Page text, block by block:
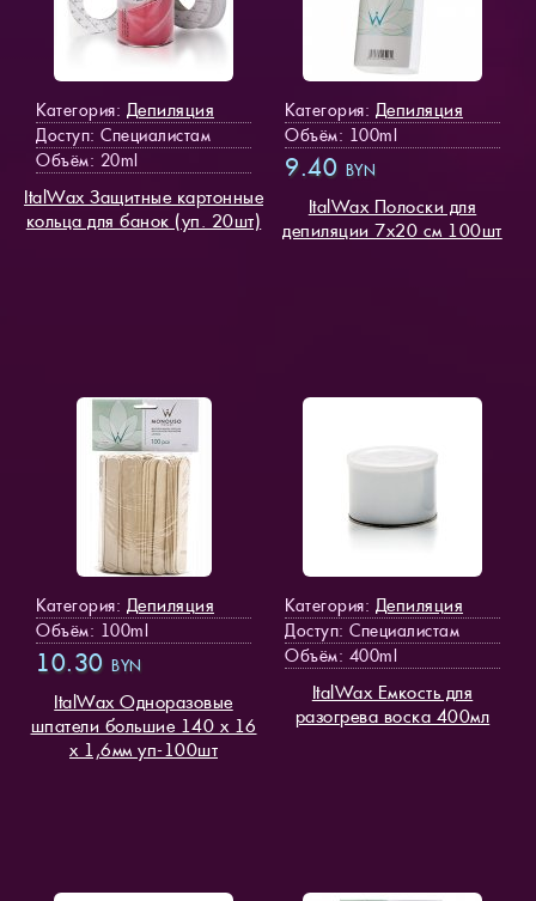
Категория: Депиляция
Доступ: Специалистам
Объём: 20ml
ItalWax Защитные картонные
кольца для банок (уп. 20шт)
Категория: Депиляция
Объём: 100ml
9.40 BYN
ItalWax Полоски для
депиляции 7х20 см 100шт
Категория: Депиляция
Объём: 100ml
10.30 BYN
ItalWax Одноразовые
шпатели большие 140 х 16
х 1,6мм уп-100шт
Категория: Депиляция
Доступ: Специалистам
Объём: 400ml
ItalWax Емкость для
разогрева воска 400мл